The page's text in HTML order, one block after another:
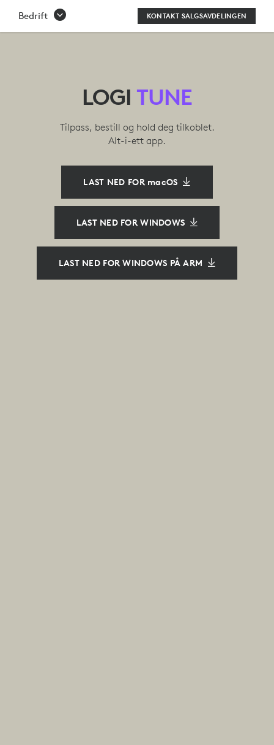
LOGI
LOGITECH
Bedrift KONTAKT SALGSAVDELINGEN
LOGI TUNE
Tilpass, bestill og hold deg tilkoblet.
Alt-i-ett app.
LAST NED FOR macOS
LAST NED FOR WINDOWS
LAST NED FOR WINDOWS PÅ ARM